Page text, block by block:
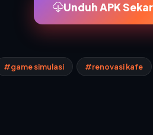
Unduh APK
#game simulasi #renovasi kafe